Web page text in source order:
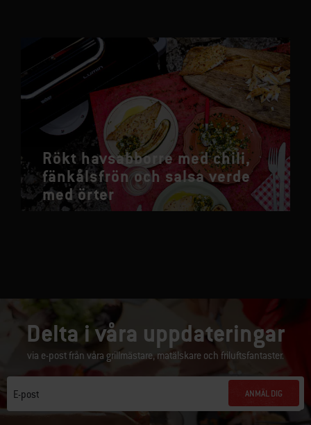
Rökt havsabborre med chili,
fänkålsfrön och salsa verde
med örter
Delta i våra uppdateringar
via e-post från våra grillmästare, matälskare och friluftsfantaster.
E-post ANMÄL DIG